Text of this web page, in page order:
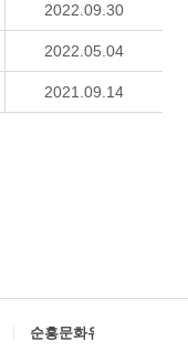
2022.09.30
2022.05.04
2021.09.14
순흥문화유적권